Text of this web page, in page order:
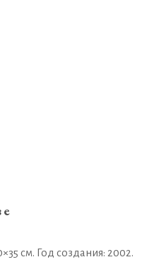
см. Год создания: 2002.